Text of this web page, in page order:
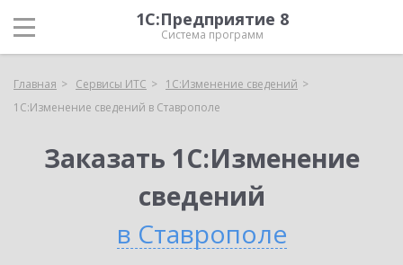
1С:Предприятие 8
Система программ
Главная Сервисы ИТС
1С:Изменение сведений
1С:Изменение сведений в Ставрополе
Заказать 1С:Изменение
сведений
в Ставрополе